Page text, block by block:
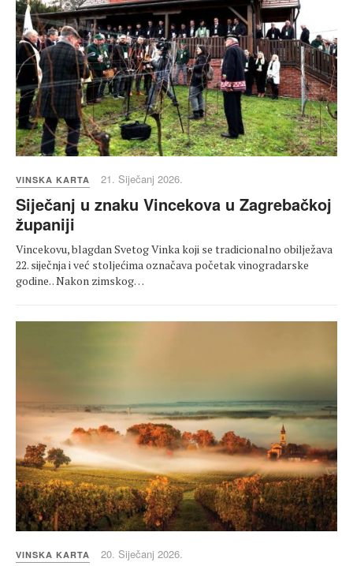
VINSKA KARTA 21. Siječanj 2026.
Siječanj u znaku Vincekova u Zagrebačkoj
županiji
Vincekovu, blagdan Svetog Vinka koji se tradicionalno obilježava
22. siječnja i već stoljećima označava početak vinogradarske
godine. . Nakon zimskog…
VINSKA KARTA 20. Siječanj 2026.